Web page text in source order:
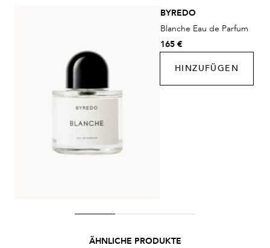
1-2 Werktage
Kostenlos ab 250€ Warenwert
Lieferungen in die Schweiz erfolgen ohne MwSt. - beachten
Sie bitte die abweichenden Bedingungen. Für den Versand ins
BYREDO
Blanche Eau de Parfum
165 €
HINZUFÜGEN
ÄHNLICHE PRODUKTE